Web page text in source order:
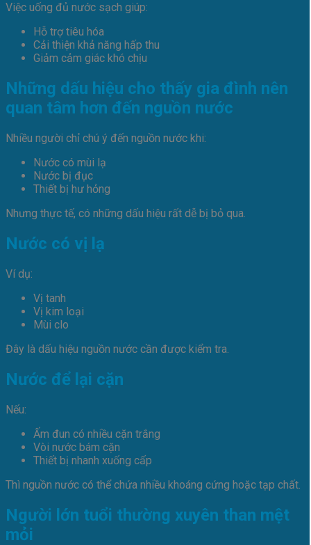
Việc uống đủ nước sạch giúp:
Hỗ trợ tiêu hóa
Cải thiện khả năng hấp thu
Giảm cảm giác khó chịu
Những dấu hiệu cho thấy gia đình nên
quan tâm hơn đến nguồn nước
Nhiều người chỉ chú ý đến nguồn nước khi:
Nước có mùi lạ
Nước bị đục
Thiết bị hư hỏng
Nhưng thực tế, có những dấu hiệu rất dễ bị bỏ qua.
Nước có vị lạ
Ví dụ:
Vị tanh
Vị kim loại
Mùi clo
Đây là dấu hiệu nguồn nước cần được kiểm tra.
Nước để lại cặn
Nếu:
Ấm đun có nhiều cặn trắng
Vòi nước bám cặn
Thiết bị nhanh xuống cấp
Thì nguồn nước có thể chứa nhiều khoáng cứng hoặc tạp chất.
Người lớn tuổi thường xuyên than mệt
mỏi